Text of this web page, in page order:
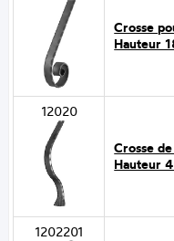
Crosse
Hauteur
12020
Crosse
Hauteur
1202201